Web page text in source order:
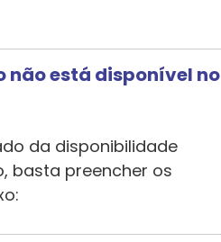
não está disponível no
da disponibilidade
basta preencher os